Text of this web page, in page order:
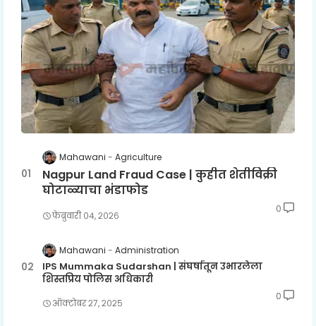
Mahawani Agriculture
Nagpur Land Fraud Case | कुहीत शेतीविक्री
घोटाळ्याचा भंडाफोड
फेब्रुवारी ०४, २०२६
0
Mahawani Administration
IPS Mummaka Sudarshan | संघर्षातून उभारलेला
शिस्तप्रिय पोलिस अधिकारी
ऑक्टोबर २७, २०२५
0